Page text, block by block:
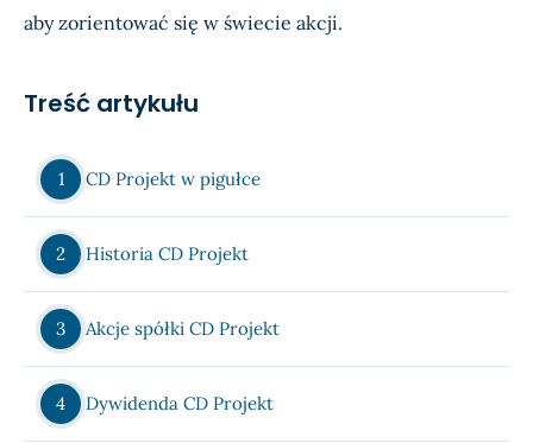
aby zorientować się w świecie akcji.
Treść artykułu
CD Projekt w pigułce
Historia CD Projekt
Akcje spółki CD Projekt
Dywidenda CD Projekt